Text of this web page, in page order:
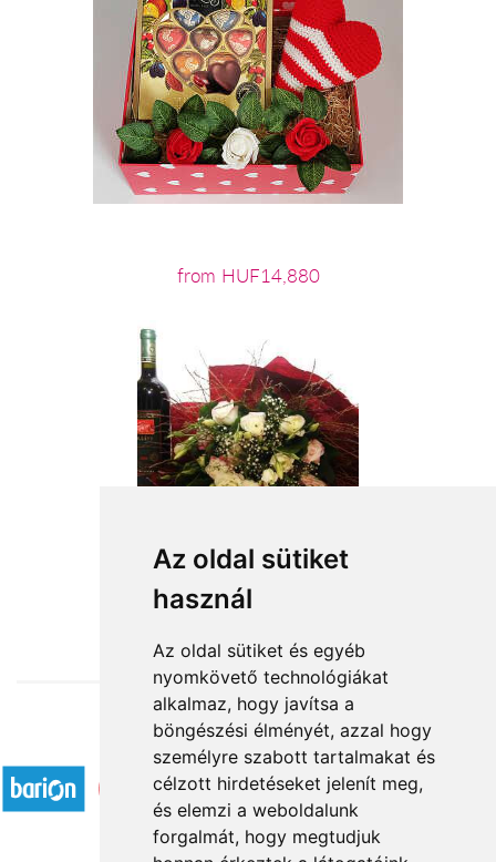
Az oldal sütiket
használ
Az oldal sütiket és egyéb
nyomkövető technológiákat
alkalmaz, hogy javítsa a
böngészési élményét, azzal hogy
személyre szabott tartalmakat és
célzott hirdetéseket jelenít meg,
és elemzi a weboldalunk
forgalmát, hogy megtudjuk
from HUF14,880
from HUF22,800
Accepted payment methods